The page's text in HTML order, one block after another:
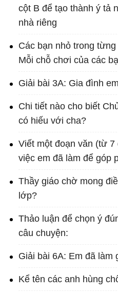
cột B để tạo thành ý tả
nhà riêng
Các bạn nhỏ trong
Mỗi chỗ chơi của các
Giải bài 3A: Gia đình em
Chi tiết nào cho biết
có hiếu với cha?
Viết một đoạn văn (từ
việc em đã làm để góp
Thầy giáo chờ mong
lớp?
Thảo luận để chọn ý
câu chuyện:
Giải bài 6A: Em đã làm
Kể tên các anh hùng